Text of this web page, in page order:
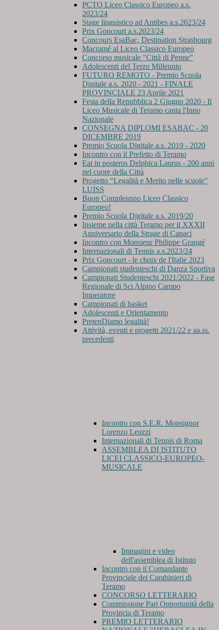
PCTO Liceo Classico Europeo a.s.
2023/24
Stage linguistico ad Antibes a.s.2023/24
Prix Goncourt a.s.2023/24
Concours EsaBac, Destination Strasbourg
Macramé al Liceo Classico Europeo
Concorso musicale "Città di Penne"
Adolescenti del Terzo Millennio
FUTURO REMOTO - Premio Scuola
Digitale a.s. 2020 - 2021 - FINALE
PROVINCIALE 23 Aprile 2021
Festa della Repubblica 2 Giugno 2020 - Il
Liceo Musicale di Teramo canta l'Inno
Nazionale
CONSEGNA DIPLOMI ESABAC - 20
DICEMBRE 2019
Premio Scuola Digitale a.s. 2019 - 2020
Incontro con il Prefetto di Teramo
Eat in posteros Delphica Laurus - 200 anni
nel cuore della Città
Progetto “Legalità e Merito nelle scuole”
LUISS
Buon Compleanno Liceo Classico
Europeo!
Premio Scuola Digitale a.s. 2019/20
Insieme nella città Teramo per il XXXII
Anniversario della Strage di Capaci
Incontro con Monsieur Philippe Grangé
Internazionali di Tennis a.s.2023/24
Prix Goncourt - le choix de l'Italie 2023
Campionati studenteschi di Danza Sportiva
Campionati Studenteschi 2021/2022 - Fase
Regionale di Sci Alpino Campo
Imperatore
Campionati di basket
Adolescenti e Orientamento
PretenDiamo legalità!
Attività, eventi e progetti 2021/22 e aa.ss.
precedenti
Incontro con S.E.R. Monsignor
Lorenzo Leuzzi
Internazionali di Tennis di Roma
ASSEMBLEA DI ISTITUTO
LICEI CLASSICO-EUROPEO-
MUSICALE
Immagini e video
dell'assemblea di Istituto
Incontro con il Comandante
Provinciale dei Carabinieri di
Teramo
CONCORSO LETTERARIO
Commissione Pari Opportunità della
Provincia di Teramo
PREMIO LETTERARIO